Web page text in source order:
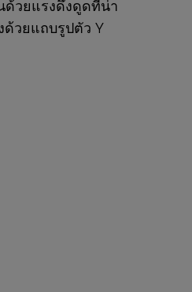
ด้วยแรงดึงดูดที่น่า
ด้วยแถบรูปตัว Y